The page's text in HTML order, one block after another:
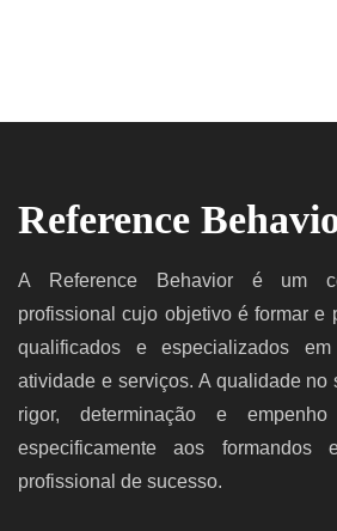
Reference
A Reference Behavior é um
profissional cujo objetivo é formar e
qualificados e especializados
atividade e serviços. A qualidade no
rigor, determinação e
especificamente aos
profissional de sucesso.